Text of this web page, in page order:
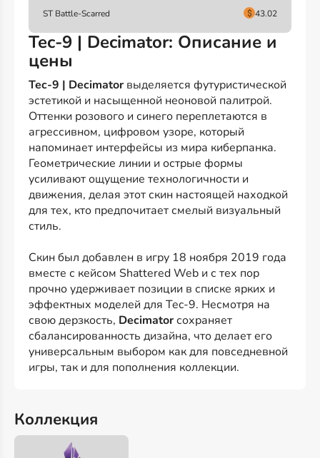
ST Battle-Scarred
43.02
Tec-9 | Decimator: Описание и
цены
Tec-9 | Decimator выделяется футуристической
эстетикой и насыщенной неоновой палитрой.
Оттенки розового и синего переплетаются в
агрессивном, цифровом узоре, который
напоминает интерфейсы из мира киберпанка.
Геометрические линии и острые формы
усиливают ощущение технологичности и
движения, делая этот скин настоящей находкой
для тех, кто предпочитает смелый визуальный
стиль.
Скин был добавлен в игру 18 ноября 2019 года
вместе с кейсом Shattered Web и с тех пор
прочно удерживает позиции в списке ярких и
эффектных моделей для Tec-9. Несмотря на
свою дерзкость, Decimatorсохраняет
сбалансированность дизайна, что делает его
универсальным выбором как для повседневной
игры, так и для пополнения коллекции.
Коллекция